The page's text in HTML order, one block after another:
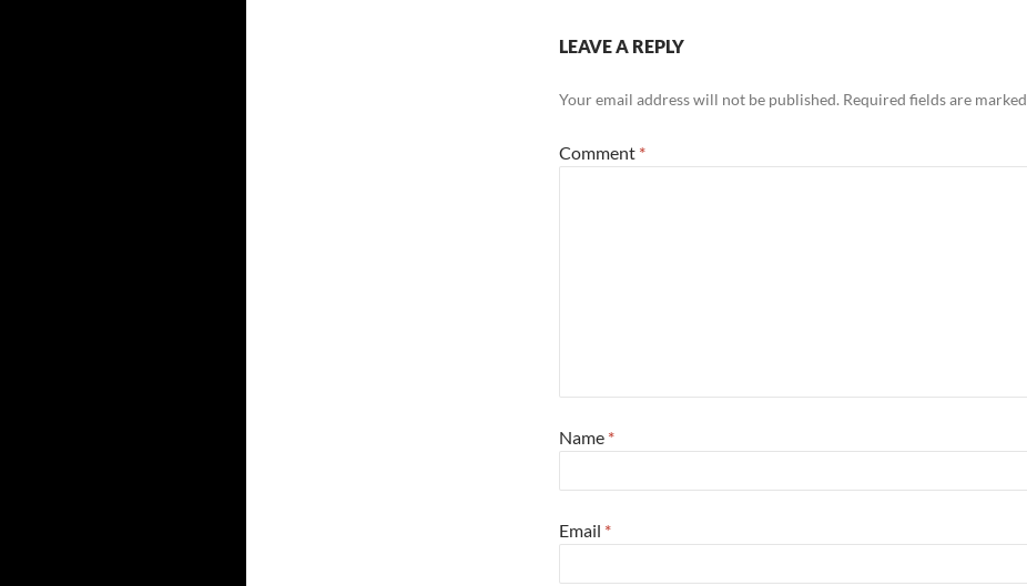
LEAVE A REPLY
Your email address will not be published. Required fields are marked
Comment *
Name *
Email *